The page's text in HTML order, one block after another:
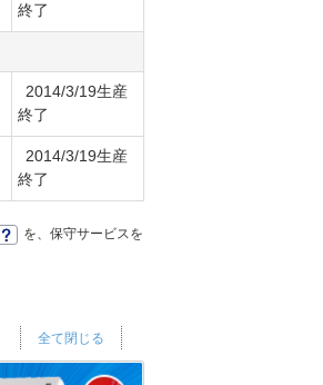
終了
2014/3/19生産
終了
2014/3/19生産
終了
を、保守サービスを
全て閉じる